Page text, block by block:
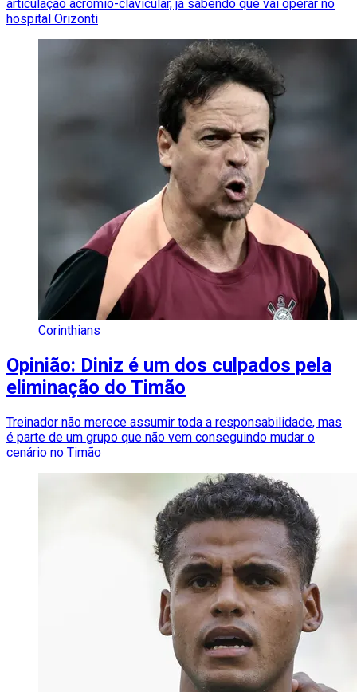
articulação acromio-clavicular, já sabendo que vai operar no
hospital Orizonti
Corinthians
Opinião: Diniz é um dos culpados pela
eliminação do Timão
Treinador não merece assumir toda a responsabilidade, mas
é parte de um grupo que não vem conseguindo mudar o
cenário no Timão